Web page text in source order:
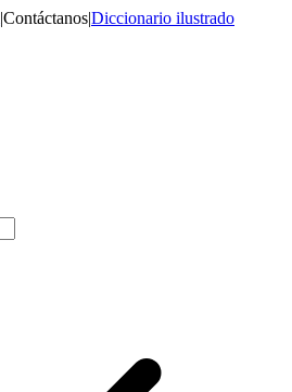
|Contáctanos|Diccionario ilustrado